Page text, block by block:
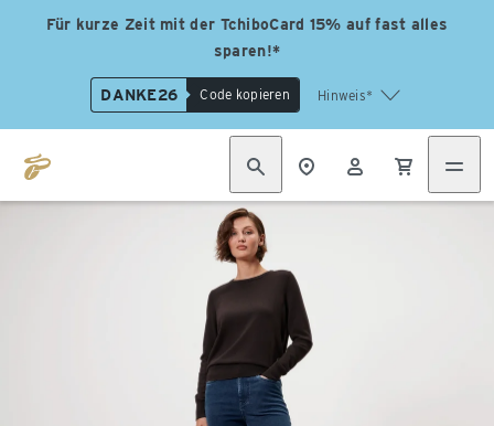
Für kurze Zeit mit der TchiboCard 15% auf fast alles
sparen!*
DANKE26 Code kopieren Hinweis*